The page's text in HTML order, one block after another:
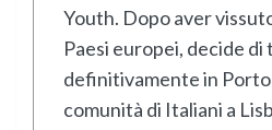
Youth. Dopo aver
Paesi europei, decide
definitivamente in
comunità di Italiani a